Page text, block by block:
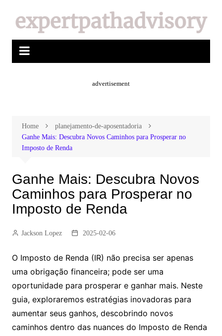
advertisement
Home
planejamento-de-aposentadoria
Ganhe Mais: Descubra Novos Caminhos para Prosperar no
Imposto de Renda
Ganhe Mais: Descubra Novos
Caminhos para Prosperar no
Imposto de Renda
Jackson Lopez 2025-02-06
O Imposto de Renda (IR) não precisa ser apenas
uma obrigação financeira; pode ser uma
oportunidade para prosperar e ganhar mais. Neste
guia, exploraremos estratégias inovadoras para
aumentar seus ganhos, descobrindo novos
caminhos dentro das nuances do Imposto de Renda